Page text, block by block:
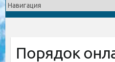
Порядок